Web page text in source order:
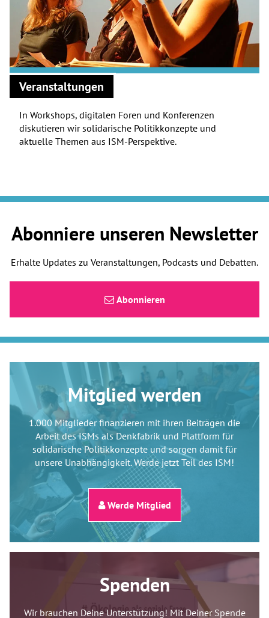
Veranstaltungen
In Workshops, digitalen Foren und Konferenzen
diskutieren wir solidarische Politikkonzepte und
aktuelle Themen aus ISM-Perspektive.
Abonniere unseren Newsletter
Erhalte Updates zu Veranstaltungen, Podcasts und Debatten.
Abonnieren
Mitglied werden
1.000 Mitglieder finanzieren mit ihren Beiträgen die
Arbeit des ISMs als Denkfabrik und Plattform für
solidarische Politikkonzepte und sorgen damit für
unsere Unabhängigkeit. Werde jetzt Teil des ISM!
Werde Mitglied
Spenden
Wir brauchen Deine Unterstützung! Mit Deiner Spende